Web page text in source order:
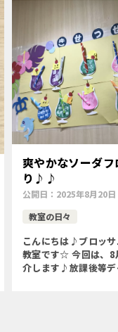
爽やかなソーダ
り♪♪
公開日： 2025年8月20日
教室の日々
こんにちは♪ブロッ
教室です☆ 今回は、8
介します♪放課後等デ